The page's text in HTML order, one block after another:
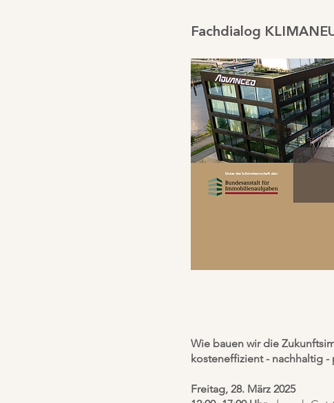
Fachdialog
Wie bauen wir die
kosteneffizient - nachhaltig -
Freitag, 28. März 2025